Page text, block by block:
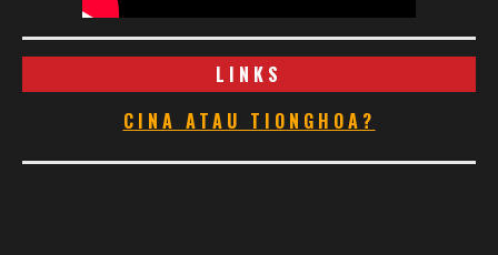
LINKS
CINA ATAU TIONGHOA?